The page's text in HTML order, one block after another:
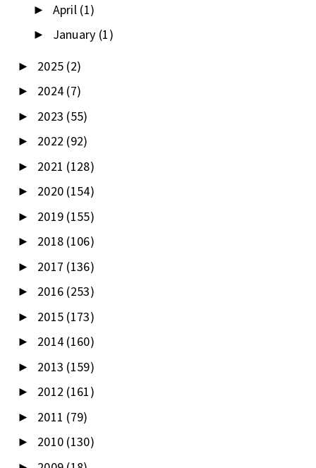
► April (1)
► January (1)
► 2025 (2)
► 2024 (7)
► 2023 (55)
► 2022 (92)
► 2021 (128)
► 2020 (154)
► 2019 (155)
► 2018 (106)
► 2017 (136)
► 2016 (253)
► 2015 (173)
► 2014 (160)
► 2013 (159)
► 2012 (161)
► 2011 (79)
► 2010 (130)